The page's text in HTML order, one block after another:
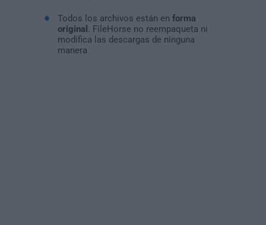
Todos los archivos están en forma
original
. FileHorse no reempaqueta ni
modifica las descargas de ninguna
manera